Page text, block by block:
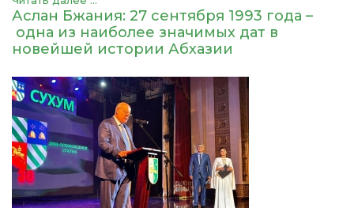
Аслан Бжания: 27 сентября 1993 года –
одна из наиболее значимых дат в
новейшей истории Абхазии